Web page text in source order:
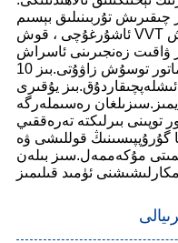
چىقىرىش تۇربىنىلىق بېسىم
ئاشۇرغۇچى ، قوش VVT قوبۇل قىلىش ۋە گاز چىقىرىش
بىز جۇڭگودىن قۇيۇلغان ئاليۇمىن ماتور توسۇش زاۋۇتى.بىز 10
ئىشلەپچىقاردۇق.بىز يۇقىرى
رەسىملەرگە
توپىنى بىرلىكتە تەرەققىي
گۇرۇپپىسىنىڭ قوللىشى ۋە
مۇكەممەل.سىز بىلەن